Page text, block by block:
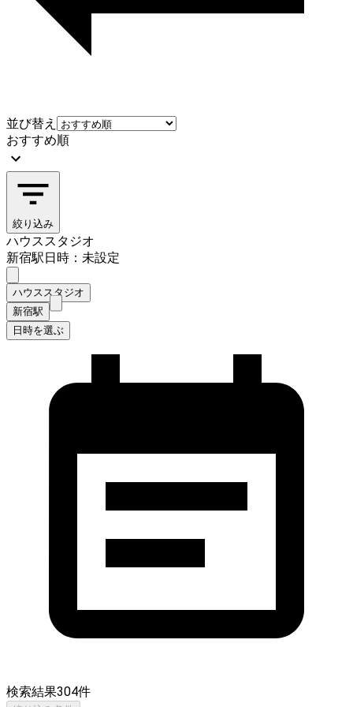
並び替え
おすすめ順
絞り込み
ハウススタジオ
新宿駅日時：未設定
ハウススタジオ
新宿駅
日時を選ぶ
検索結果304件